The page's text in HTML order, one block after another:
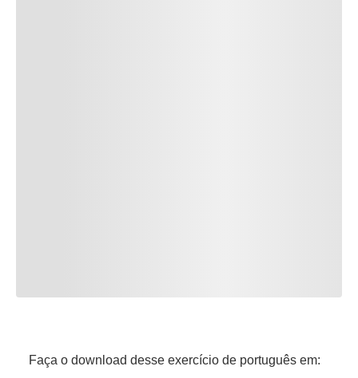
Faça o download desse exercício de português em: